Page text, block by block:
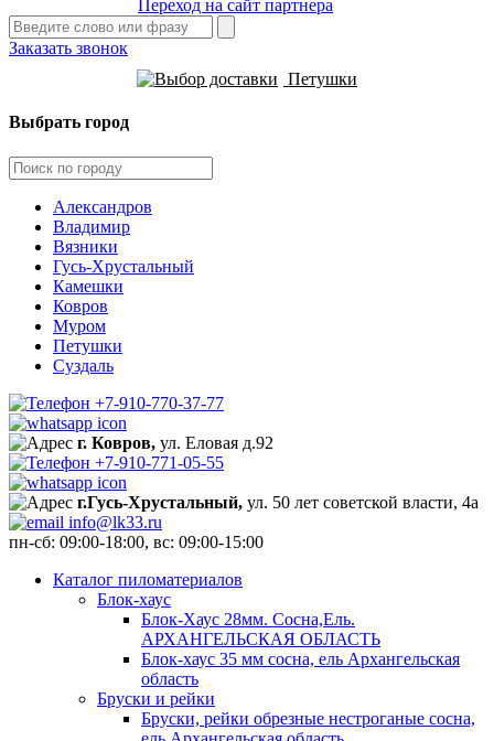
Переход на сайт партнера
Заказать звонок
Петушки
Выбрать город
Александров
Владимир
Вязники
Гусь-Хрустальный
Камешки
Ковров
Муром
Петушки
Суздаль
+7-910-770-37-77
г. Ковров, ул. Еловая д.92
+7-910-771-05-55
г.Гусь-Хрустальный, ул. 50 лет советской власти, 4а
info@lk33.ru
пн-сб: 09:00-18:00, вс: 09:00-15:00
Каталог пиломатериалов
Блок-хаус
Блок-Хаус 28мм. Сосна,Ель.
АРХАНГЕЛЬСКАЯ ОБЛАСТЬ
Блок-хаус 35 мм сосна, ель Архангельская
область
Бруски и рейки
Бруски, рейки обрезные нестроганые сосна,